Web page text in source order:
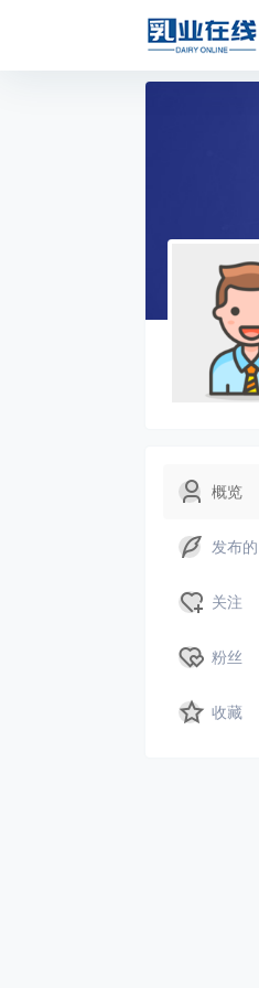
概览
发布的
关注
粉丝
收藏